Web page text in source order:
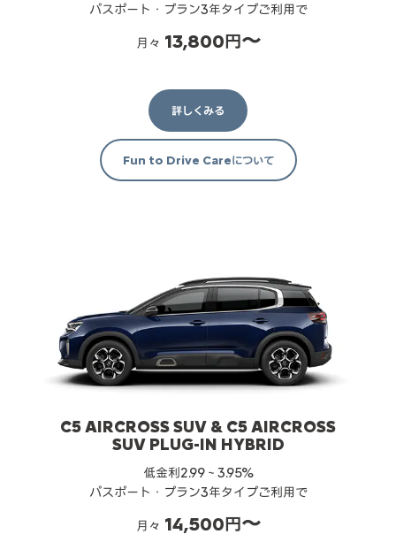
パスポート・プラン3年タイプご利用で
月々 13,800円〜
詳しくみる
Fun to Drive Careについて
C5 AIRCROSS SUV & C5 AIRCROSS
SUV PLUG-IN HYBRID
低金利2.99～3.95%
パスポート・プラン3年タイプご利用で
月々 14,500円〜